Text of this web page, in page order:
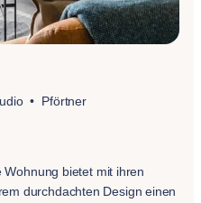
Pförtner
bietet mit ihren
durchdachten Design einen